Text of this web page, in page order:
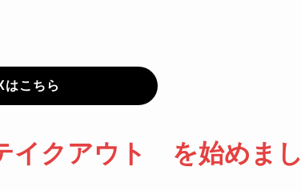
はこちら
クアウト を始めまし